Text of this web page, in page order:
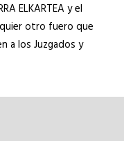
ELKARTEA y el
otro fuero que
a los Juzgados y